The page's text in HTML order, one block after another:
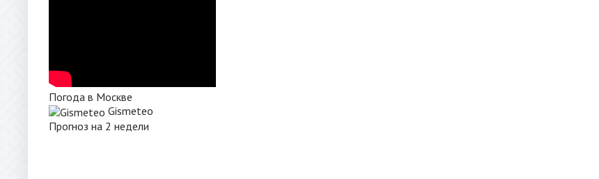
Погода в Москве
Gismeteo
Прогноз на 2 недели